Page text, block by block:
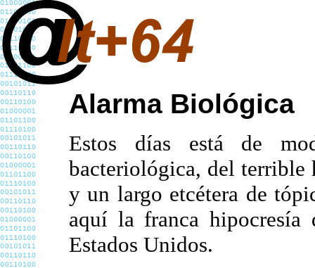
Alarma Biológica
Estos días está de
bacteriológica, del terrible
y un largo etcétera de
aquí la franca hipocresía
Estados Unidos.